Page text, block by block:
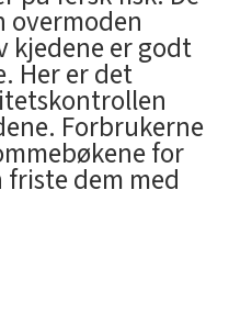
overmoden
kjedene er godt
Her er det
Forbrukerne
for
dem med